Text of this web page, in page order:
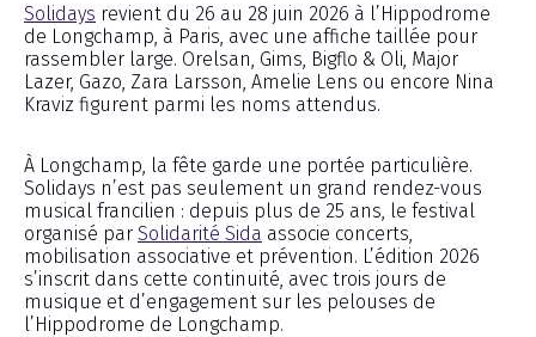
Solidays revient du 26 au 28 juin 2026 à l’Hippodrome
de Longchamp, à Paris, avec une affiche taillée pour
rassembler large. Orelsan, Gims, Bigflo & Oli, Major
Lazer, Gazo, Zara Larsson, Amelie Lens ou encore Nina
Kraviz figurent parmi les noms attendus.
À Longchamp, la fête garde une portée particulière.
Solidays n’est pas seulement un grand rendez-vous
musical francilien : depuis plus de 25 ans, le festival
organisé par Solidarité Sida associe concerts,
mobilisation associative et prévention. L’édition 2026
s’inscrit dans cette continuité, avec trois jours de
musique et d’engagement sur les pelouses de
l’Hippodrome de Longchamp.